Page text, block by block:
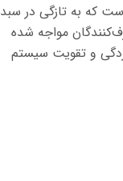
که به تازگی در سبد
مواجه شده
و تقویت سیستم